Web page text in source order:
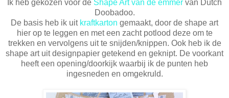
Ik heb gekozen voor de Shape Art van de emmer van Dutch
Doobadoo.
De basis heb ik uit kraftkarton gemaakt, door de shape art
hier op te leggen en met een zacht potlood deze om te
trekken en vervolgens uit te snijden/knippen. Ook heb ik de
shape art uit designpapier getekend en geknipt. De voorkant
heeft een opening/doorkijk waarbij ik de punten heb
ingesneden en omgekruld.